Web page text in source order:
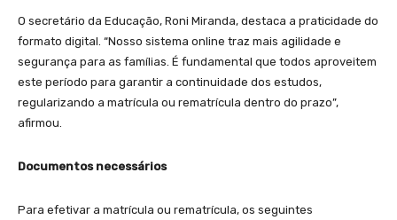
O secretário da Educação, Roni Miranda, destaca a praticidade do
formato digital. “Nosso sistema online traz mais agilidade e
segurança para as famílias. É fundamental que todos aproveitem
este período para garantir a continuidade dos estudos,
regularizando a matrícula ou rematrícula dentro do prazo”,
afirmou.
Documentos necessários
Para efetivar a matrícula ou rematrícula, os seguintes